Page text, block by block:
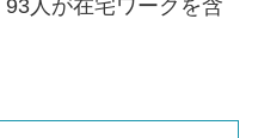
人が在宅ワークを含